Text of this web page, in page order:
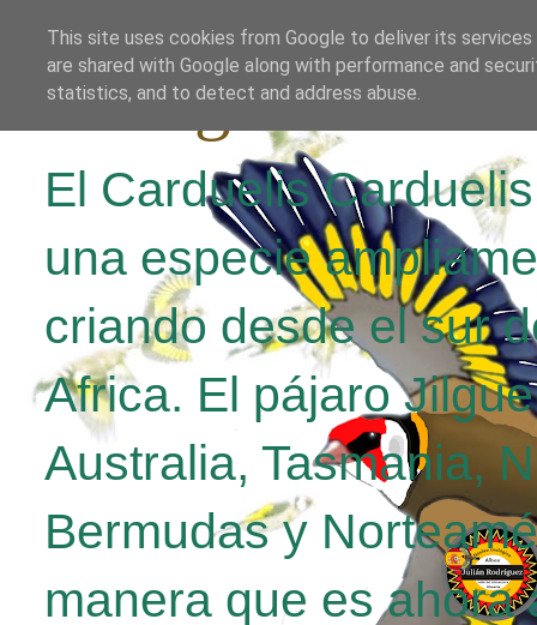
El Jilguero
El Carduelis
una especie
criando desde el sur
Africa. El pájaro
Australia, Tasmania,
Bermudas y
manera que es
This site uses cookies from Google to deliver its
are shared with Google along with performance and
statistics, and to detect and address abuse.